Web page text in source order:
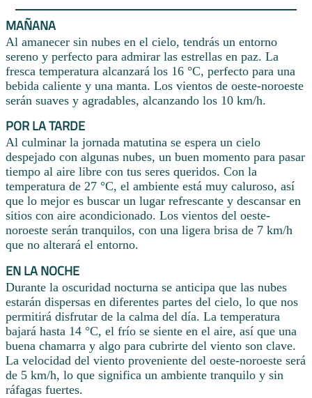
MAÑANA
Al amanecer sin nubes en el cielo, tendrás un entorno
sereno y perfecto para admirar las estrellas en paz. La
fresca temperatura alcanzará los 16 °C, perfecto para una
bebida caliente y una manta. Los vientos de oeste-noroeste
serán suaves y agradables, alcanzando los 10 km/h.
POR LA TARDE
Al culminar la jornada matutina se espera un cielo
despejado con algunas nubes, un buen momento para pasar
tiempo al aire libre con tus seres queridos. Con la
temperatura de 27 °C, el ambiente está muy caluroso, así
que lo mejor es buscar un lugar refrescante y descansar en
sitios con aire acondicionado. Los vientos del oeste-
noroeste serán tranquilos, con una ligera brisa de 7 km/h
que no alterará el entorno.
EN LA NOCHE
Durante la oscuridad nocturna se anticipa que las nubes
estarán dispersas en diferentes partes del cielo, lo que nos
permitirá disfrutar de la calma del día. La temperatura
bajará hasta 14 °C, el frío se siente en el aire, así que una
buena chamarra y algo para cubrirte del viento son clave.
La velocidad del viento proveniente del oeste-noroeste será
de 5 km/h, lo que significa un ambiente tranquilo y sin
ráfagas fuertes.